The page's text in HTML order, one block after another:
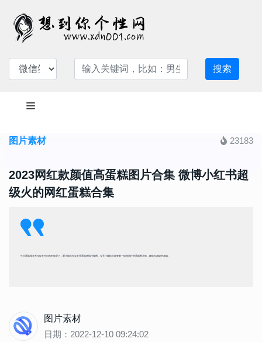
搜索
图片素材 23183
2023网红款颜值高蛋糕图片合集 微博小红书超
级火的网红蛋糕合集
生日蛋糕现在不仅仅在生日的时候买了，重大场合也会去买蛋糕来烘托氛围，今天小编给大家更新一组很流行的蛋糕图片啦，颜值也超级的高哦。
图片素材
日期：2022-12-10 09:24:02